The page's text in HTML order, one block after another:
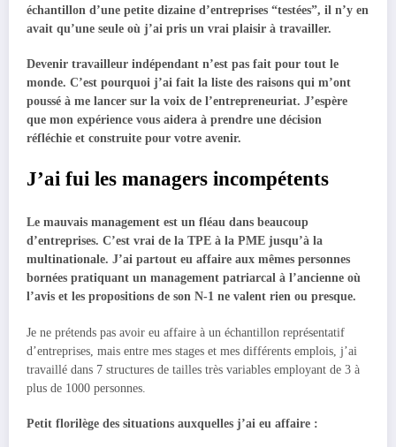
échantillon d’une petite dizaine d’entreprises “testées”, il n’y en
avait qu’une seule où j’ai pris un vrai plaisir à travailler.
Devenir travailleur indépendant n’est pas fait pour tout le
monde. C’est pourquoi j’ai fait la liste des raisons qui m’ont
poussé à me lancer sur la voix de l’entrepreneuriat. J’espère
que mon expérience vous aidera à prendre une décision
réfléchie et construite pour votre avenir.
J’ai fui les managers incompétents
Le mauvais management est un fléau dans beaucoup
d’entreprises. C’est vrai de la TPE à la PME jusqu’à la
multinationale. J’ai partout eu affaire aux mêmes personnes
bornées pratiquant un management patriarcal à l’ancienne où
l’avis et les propositions de son N-1 ne valent rien ou presque.
Je ne prétends pas avoir eu affaire à un échantillon représentatif
d’entreprises, mais entre mes stages et mes différents emplois, j’ai
travaillé dans 7 structures de tailles très variables employant de 3 à
plus de 1000 personnes.
Petit florilège des situations auxquelles j’ai eu affaire :